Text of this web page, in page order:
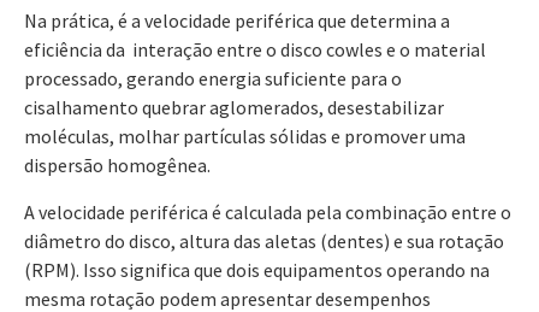
Na prática, é a velocidade periférica que determina a
eficiência da interação entre o disco cowles e o material
processado, gerando energia suficiente para o
cisalhamento quebrar aglomerados, desestabilizar
moléculas, molhar partículas sólidas e promover uma
dispersão homogênea.
A velocidade periférica é calculada pela combinação entre o
diâmetro do disco, altura das aletas (dentes) e sua rotação
(RPM). Isso significa que dois equipamentos operando na
mesma rotação podem apresentar desempenhos